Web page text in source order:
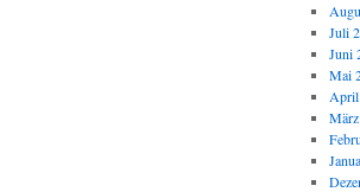
Juli
Juni
Mai